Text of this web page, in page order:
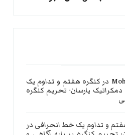
در کنگره هفتم و تداوم یک
یارسان؛ تحریم کنگره
و تداوم یک خط انحرافی در